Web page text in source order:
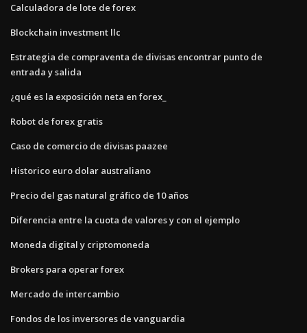
Calculadora de lote de forex
Blockchain investment llc
Estrategia de compraventa de divisas encontrar punto de
entrada y salida
¿qué es la exposición neta en forex_
Robot de forex gratis
Caso de comercio de divisas paazee
Historico euro dolar australiano
Precio del gas natural gráfico de 10 años
Diferencia entre la cuota de valores y con el ejemplo
Moneda digital y criptomoneda
Brokers para operar forex
Mercado de intercambio
Fondos de los inversores de vanguardia